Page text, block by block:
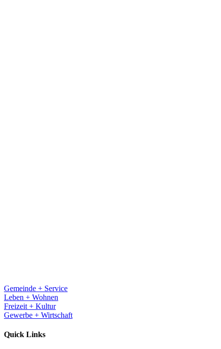
Gemeinde + Service
Leben + Wohnen
Freizeit + Kultur
Gewerbe + Wirtschaft
Quick Links